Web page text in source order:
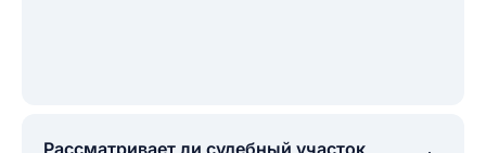
Рассматривает ли судебный участок